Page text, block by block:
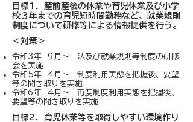
​目標1．産前産後の休業や育児休業及び小学
校３年までの育児短時間勤務など、就業規則
制度について研修等による情報提供を行う。
＜対策＞
令和3年 9月～ 法及び就業規則等制度の研修
会を実施
令和5年 4月～ 制度利用実態を把握後、要望
等の聞き取りを実施
令和6年 4月～ 再度制度利用実態を把握後、
要望等の聞き取りを実施
​目標2．育児休業等を取得しやすい環境作り